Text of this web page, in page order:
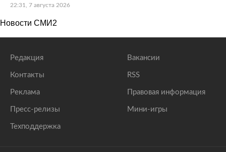
22:31, 7 августа 2026
Новости СМИ2
Редакция
Контакты
Реклама
Пресс-релизы
Техподдержка
Вакансии
RSS
Правовая информация
Мини-игры